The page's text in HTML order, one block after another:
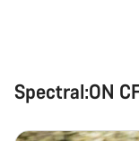
Spectral:ON